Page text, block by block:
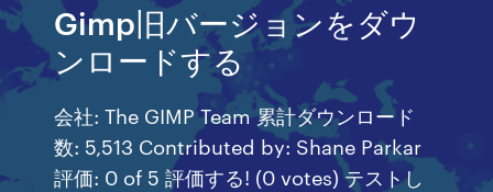
Gimp旧バージョンをダウ
ンロードする
会社: The GIMP Team 累計ダウンロード
数: 5,513 Contributed by: Shane Parkar
評価: 0 of 5 評価する! (0 votes) テストし